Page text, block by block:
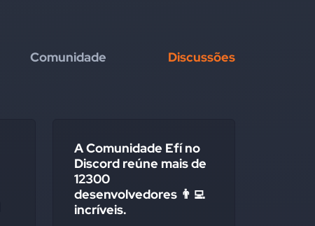
Comunidade Discussões
A Comunidade Efí no
Discord reúne mais de
12300
desenvolvedores 👨‍💻
incríveis.